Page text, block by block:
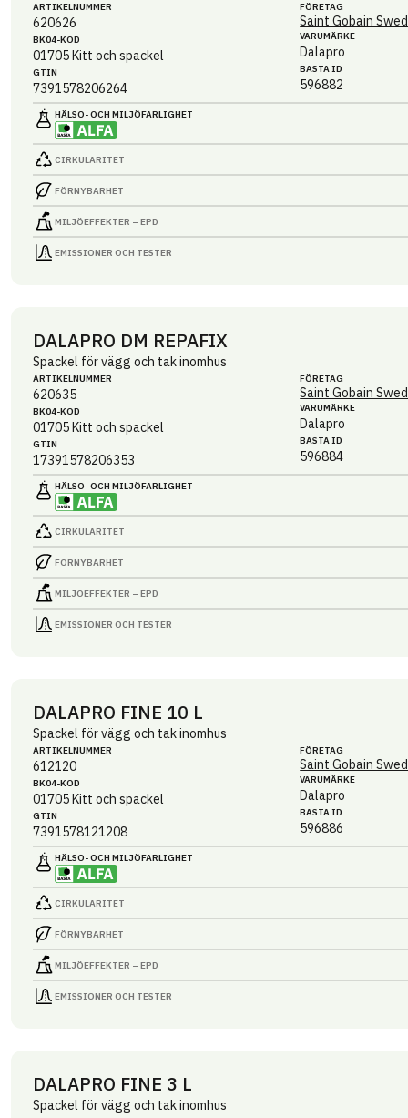
ARTIKEL­NUMMER
620626
BK04-KOD
01705Kitt och spackel
GTIN
7391578206264
FÖRETAG
Saint Gobain
VARUMÄRKE
Dalapro
BASTA ID
596882
HÄLSO- OCH MILJÖ­FARLIGHET
CIRKULARITET
FÖRNYBARHET
MILJÖEFFEKTER – EPD
EMISSIONER OCH TESTER
DALAPRO DM REPAFIX
Spackel för vägg och tak inomhus
ARTIKEL­NUMMER
620635
BK04-KOD
01705Kitt och spackel
GTIN
17391578206353
FÖRETAG
Saint Gobain
VARUMÄRKE
Dalapro
BASTA ID
596884
HÄLSO- OCH MILJÖ­FARLIGHET
CIRKULARITET
FÖRNYBARHET
MILJÖEFFEKTER – EPD
EMISSIONER OCH TESTER
DALAPRO FINE 10 L
Spackel för vägg och tak inomhus
ARTIKEL­NUMMER
612120
BK04-KOD
01705Kitt och spackel
GTIN
7391578121208
FÖRETAG
Saint Gobain
VARUMÄRKE
Dalapro
BASTA ID
596886
HÄLSO- OCH MILJÖ­FARLIGHET
CIRKULARITET
FÖRNYBARHET
MILJÖEFFEKTER – EPD
EMISSIONER OCH TESTER
DALAPRO FINE 3 L
Spackel för vägg och tak inomhus